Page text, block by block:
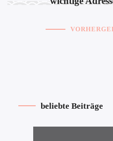
beliebte Beiträge